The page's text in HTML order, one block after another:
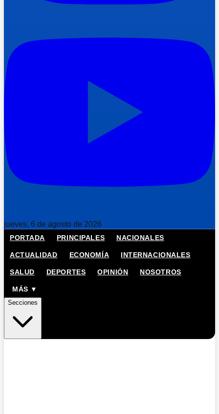
jueves, 6 de agosto de 2026
PORTADA PRINCIPALES NACIONALES
ACTUALIDAD ECONOMÍA INTERNACIONALES
SALUD DEPORTES OPINIÓN NOSOTROS
MÁS ▼
Secciones